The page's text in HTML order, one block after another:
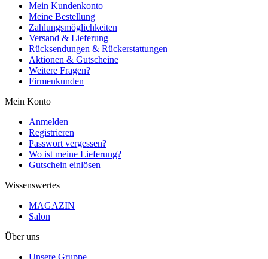
Mein Kundenkonto
Meine Bestellung
Zahlungsmöglichkeiten
Versand & Lieferung
Rücksendungen & Rückerstattungen
Aktionen & Gutscheine
Weitere Fragen?
Firmenkunden
Mein Konto
Anmelden
Registrieren
Passwort vergessen?
Wo ist meine Lieferung?
Gutschein einlösen
Wissenswertes
MAGAZIN
Salon
Über uns
Unsere Gruppe